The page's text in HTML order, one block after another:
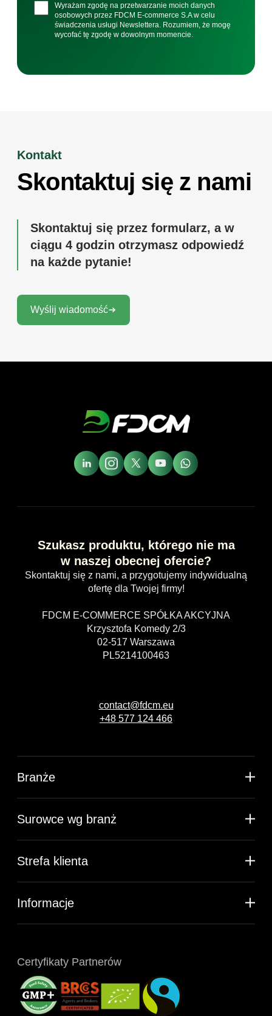
Wyrażam zgodę na przetwarzanie moich danych
osobowych przez FDCM E-commerce S.A w celu
świadczenia usługi Newslettera. Rozumiem, że mogę
wycofać tę zgodę w dowolnym momencie.
Kontakt
Skontaktuj się z nami
Skontaktuj się przez formularz, a w
ciągu 4 godzin otrzymasz odpowiedź
na każde pytanie!
Wyślij wiadomość
Szukasz produktu, którego nie ma
w naszej obecnej ofercie?
Skontaktuj się z nami, a przygotujemy indywidualną
ofertę dla Twojej firmy!
FDCM E-COMMERCE SPÓŁKA AKCYJNA
Krzysztofa Komedy 2/3
02-517 Warszawa
PL5214100463
contact@fdcm.eu
+48 577 124 466
Branże
Surowce wg branż
Strefa klienta
Informacje
Certyfikaty Partnerów